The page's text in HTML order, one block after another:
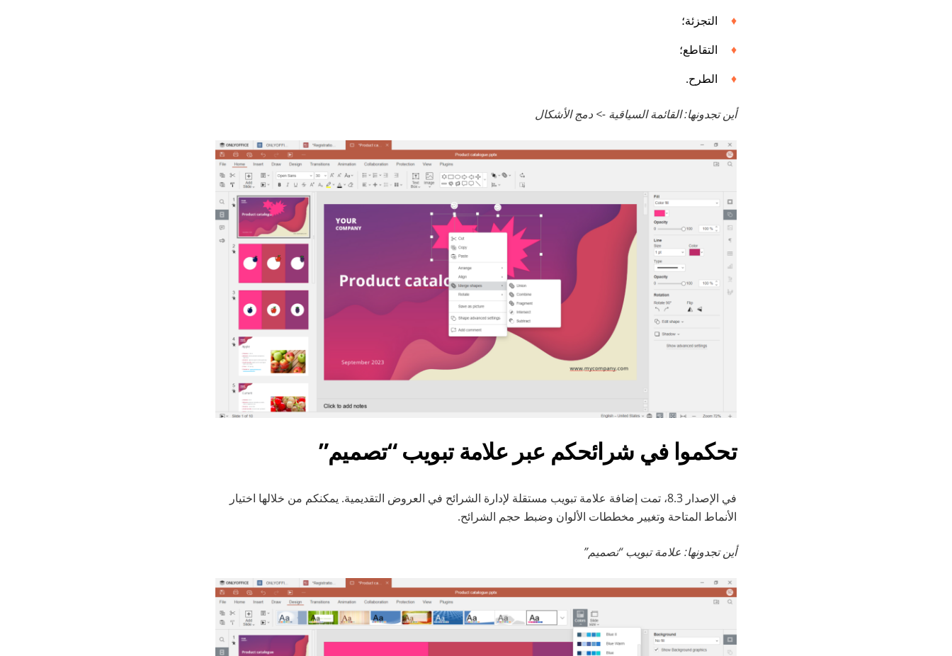
التجزئة؛
التقاطع؛
الطرح.
أين تجدونها: القائمة السياقية -> دمج الأشكال
تحكموا في شرائحكم عبر علامة تبويب “تصميم”
في الإصدار 8.3، تمت إضافة علامة تبويب مستقلة لإدارة الشرائح في العروض التقديمية. يمكنكم من خلالها اختيار
الأنماط المتاحة وتغيير مخططات الألوان وضبط حجم الشرائح.
أين تجدونها: علامة تبويب “تصميم”